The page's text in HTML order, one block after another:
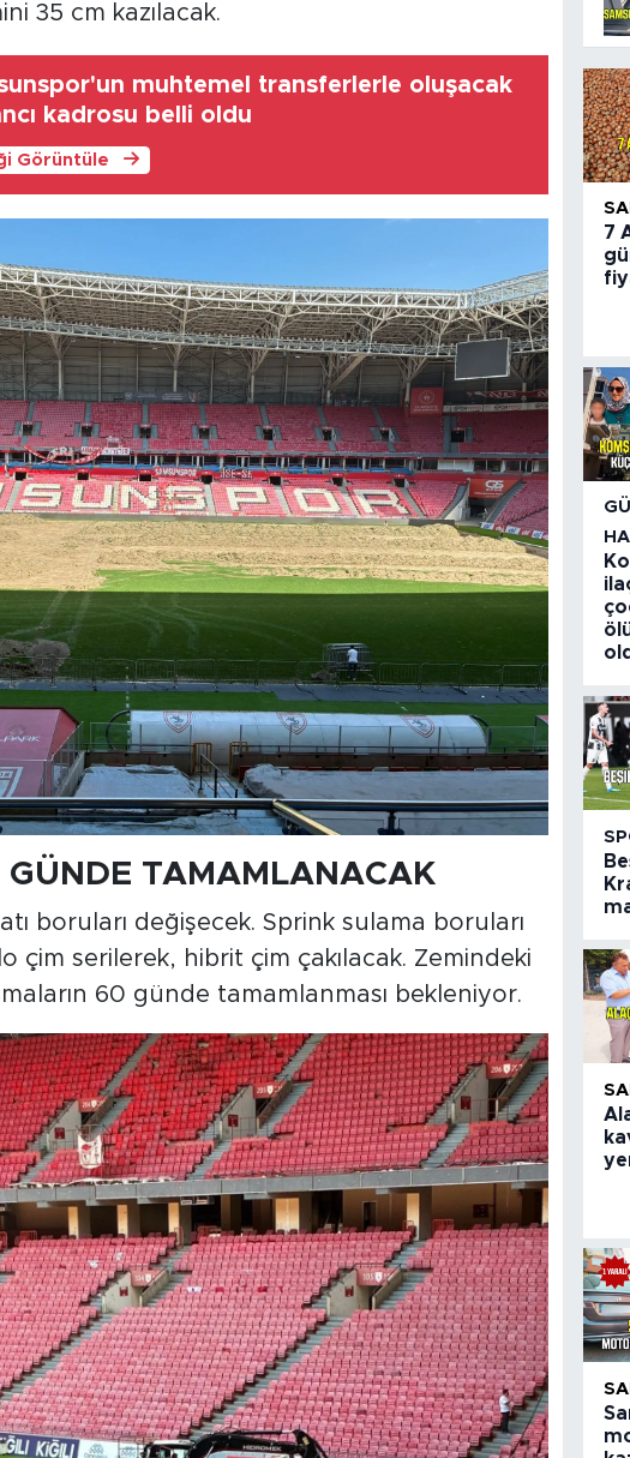
35 cm kazılacak.
muhtemel transferlerle oluşacak
kadrosu belli oldu
Görüntüle
TAMAMLANACAK
boruları değişecek. Sprink sulama boruları
çim serilerek, hibrit çim çakılacak. Zemindeki
60 günde tamamlanması bekleniyor.
7